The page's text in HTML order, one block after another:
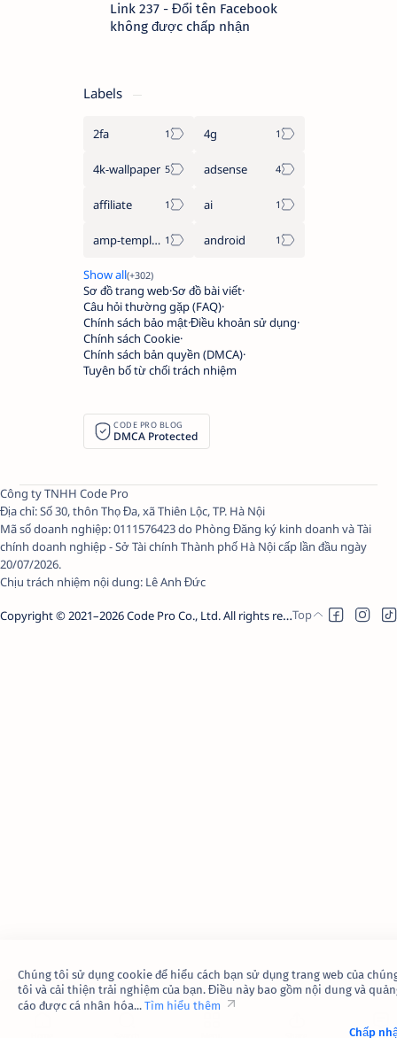
Link 237 - Đổi tên Facebook
không được chấp nhận
Labels
2fa 4g
4k-wallpaper adsense
affiliate ai
amp-template android
Sơ đồ trang webSơ đồ bài viết
Câu hỏi thường gặp (FAQ)
Chính sách bảo mậtĐiều khoản sử dụng
Chính sách Cookie
Chính sách bản quyền (DMCA)
Tuyên bố từ chối trách nhiệm
CODE PRO BLOG
DMCA Protected
Công ty TNHH Code Pro
Địa chỉ: Số 30, thôn Thọ Đa, xã Thiên Lộc, TP. Hà Nội
Mã số doanh nghiệp: 0111576423 do Phòng Đăng ký kinh doanh và Tài
chính doanh nghiệp - Sở Tài chính Thành phố Hà Nội cấp lần đầu ngày
20/07/2026.
Chịu trách nhiệm nội dung: Lê Anh Đức
Copyright © 2021–2026Code Pro Co., Ltd.All rights reserved.
Chúng tôi sử dụng cookie để hiểu cách bạn sử dụng trang web của
tôi và cải thiện trải nghiệm của bạn. Điều này bao gồm nội dung và
cáo được cá nhân hóa... Tìm hiểu thêm
Chấp